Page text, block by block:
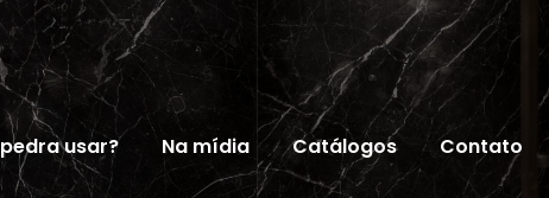
usar? Na mídia Catálogos Contato